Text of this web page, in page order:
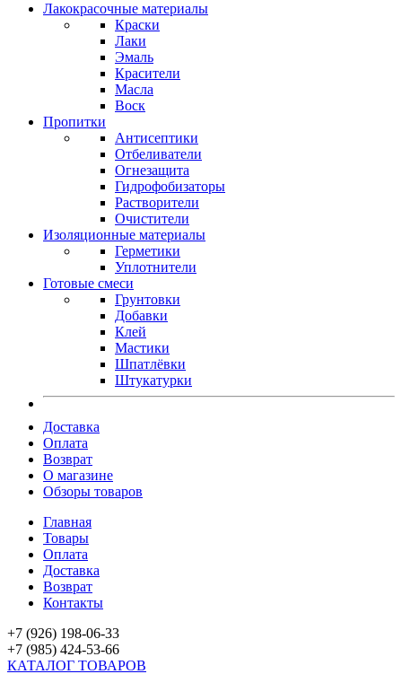
Лакокрасочные материалы
Краски
Лаки
Эмаль
Красители
Масла
Воск
Пропитки
Антисептики
Отбеливатели
Огнезащита
Гидрофобизаторы
Растворители
Очистители
Изоляционные материалы
Герметики
Уплотнители
Готовые смеси
Грунтовки
Добавки
Клей
Мастики
Шпатлёвки
Штукатурки
Доставка
Оплата
Возврат
О магазине
Обзоры товаров
Главная
Товары
Оплата
Доставка
Возврат
Контакты
+7 (926) 198-06-33
+7 (985) 424-53-66
КАТАЛОГ ТОВАРОВ